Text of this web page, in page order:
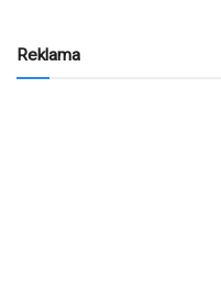
Reklama